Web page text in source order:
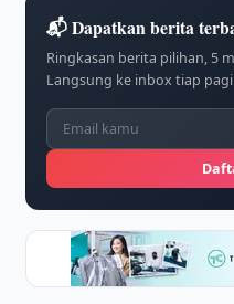
📬 Dapatkan berita
Ringkasan berita pilihan, 5
Langsung ke inbox tiap